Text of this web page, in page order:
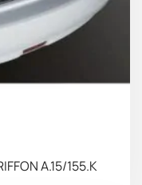
A.15/155.K